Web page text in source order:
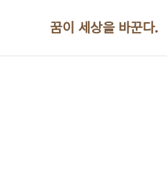
꿈이 세상을 바꾼다.